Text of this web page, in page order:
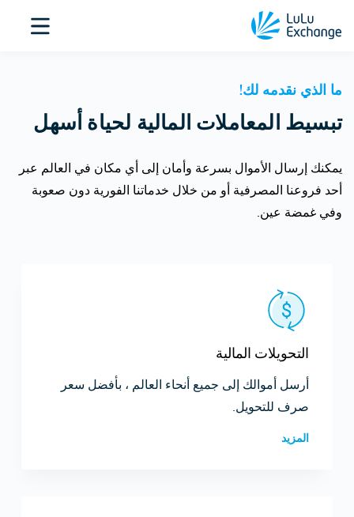
ما الذي نقدمه لك!
تبسيط المعاملات المالية لحياة أسهل
يمكنك إرسال الأموال بسرعة وأمان إلى أي مكان في العالم عبر
أحد فروعنا المصرفية أو من خلال خدماتنا الفورية دون صعوبة
وفي غمضة عين.
التحويلات المالية
أرسل أموالك إلى جميع أنحاء العالم ، بأفضل سعر
صرف للتحويل.
المزيد